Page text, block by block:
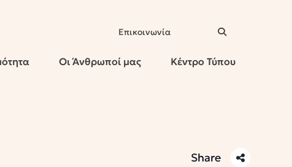
Επικοινωνία
Οι Άνθρωποί μας Κέντρο Τύπου
Share